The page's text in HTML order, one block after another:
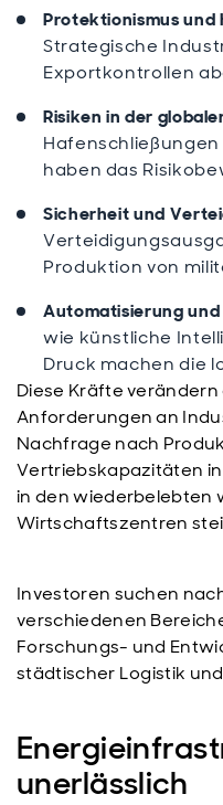
Protektionismus und
Strategische
Exportkontrollen
Risiken in der
haben das
Sicherheit und
Produktion von
Automatisierung
wie künstliche
Druck machen die
Diese Kräfte
Anforderungen an
Nachfrage nach
Vertriebskapazitäten
in den wiederbelebten
Wirtschaftszentren
Investoren suchen
verschiedenen
Forschungs- und
städtischer Logistik
unerlässlich